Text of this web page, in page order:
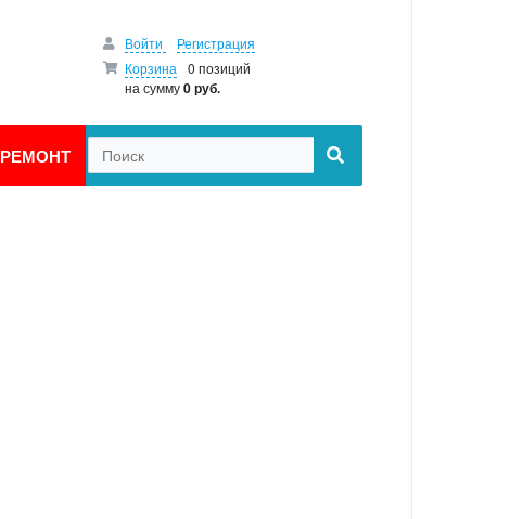
Войти
Регистрация
Корзина
0 позиций
на сумму0 руб.
РЕМОНТ